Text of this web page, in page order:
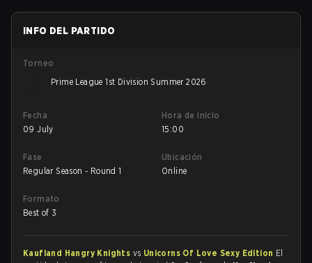
INFO DEL PARTIDO
Torneo
Prime League 1st Division Summer 2026
Fecha
09 July
Hora de inicio
15:00
Fase
Regular Season - Round 1
Ubicación
Online
Formato
Best of 3
Kaufland Hangry Knights vs Unicorns Of Love Sexy Edition El